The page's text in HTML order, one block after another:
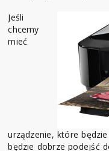
Jeśli
chcemy
mieć
urządzenie, które
będzie dobrze podejść